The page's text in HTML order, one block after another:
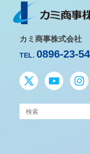
カミ商事株式会社
TEL. 0896-23-